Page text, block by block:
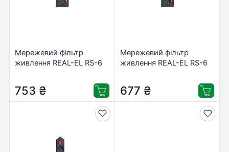
Мережевий фільтр
живлення REAL-EL RS-6
753 ₴
Мережевий фільтр
живлення REAL-EL RS-6
677 ₴